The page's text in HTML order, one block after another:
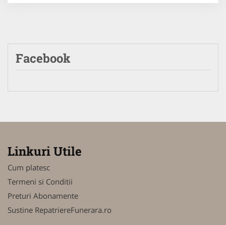
Facebook
Linkuri Utile
Cum platesc
Termeni si Conditii
Preturi Abonamente
Sustine RepatriereFunerara.ro